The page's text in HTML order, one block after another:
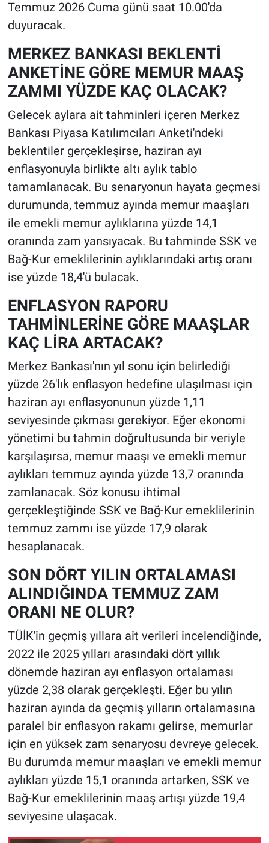
Temmuz 2026 Cuma günü saat 10.00'da
duyuracak.
MERKEZ BANKASI BEKLENTİ
ANKETİNE GÖRE MEMUR MAAŞ
ZAMMI YÜZDE KAÇ OLACAK?
Gelecek aylara ait tahminleri içeren Merkez
Bankası Piyasa Katılımcıları Anketi'ndeki
beklentiler gerçekleşirse, haziran ayı
enflasyonuyla birlikte altı aylık tablo
tamamlanacak. Bu senaryonun hayata geçmesi
durumunda, temmuz ayında memur maaşları
ile emekli memur aylıklarına yüzde 14,1
oranında zam yansıyacak. Bu tahminde SSK ve
Bağ-Kur emeklilerinin aylıklarındaki artış oranı
ise yüzde 18,4'ü bulacak.
ENFLASYON RAPORU
TAHMİNLERİNE GÖRE MAAŞLAR
KAÇ LİRA ARTACAK?
Merkez Bankası'nın yıl sonu için belirlediği
yüzde 26'lık enflasyon hedefine ulaşılması için
haziran ayı enflasyonunun yüzde 1,11
seviyesinde çıkması gerekiyor. Eğer ekonomi
yönetimi bu tahmin doğrultusunda bir veriyle
karşılaşırsa, memur maaşı ve emekli memur
aylıkları temmuz ayında yüzde 13,7 oranında
zamlanacak. Söz konusu ihtimal
gerçekleştiğinde SSK ve Bağ-Kur emeklilerinin
temmuz zammı ise yüzde 17,9 olarak
hesaplanacak.
SON DÖRT YILIN ORTALAMASI
ALINDIĞINDA TEMMUZ ZAM
ORANI NE OLUR?
TÜİK'in geçmiş yıllara ait verileri incelendiğinde,
2022 ile 2025 yılları arasındaki dört yıllık
dönemde haziran ayı enflasyon ortalaması
yüzde 2,38 olarak gerçekleşti. Eğer bu yılın
haziran ayında da geçmiş yılların ortalamasına
paralel bir enflasyon rakamı gelirse, memurlar
için en yüksek zam senaryosu devreye gelecek.
Bu durumda memur maaşları ve emekli memur
aylıkları yüzde 15,1 oranında artarken, SSK ve
Bağ-Kur emeklilerinin maaş artışı yüzde 19,4
seviyesine ulaşacak.